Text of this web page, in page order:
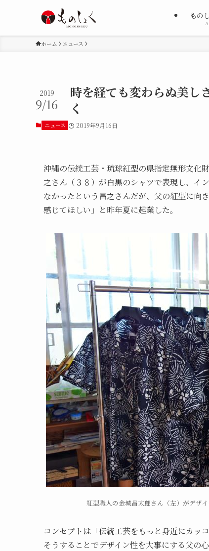
もの
ホーム ニュース
時を経ても変わらぬ美し
く
2019
9/16
ニュース 2019年9月16日
沖縄の伝統工芸・琉球紅型の県指定無形文化
之さん（３８）が白黒のシャツで表現し、イ
なかったという昌之さんだが、父の紅型に向
感じてほしい」と昨年夏に起業した。
紅型職人の金城昌太郎さん（左）がデザ
コンセプトは「伝統工芸をもっと身近にカッ
そうすることでデザイン性を大事にする父の